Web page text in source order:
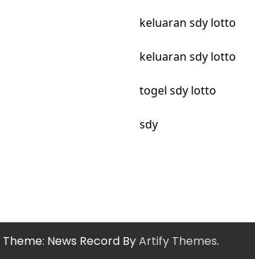
keluaran sdy lotto
keluaran sdy lotto
togel sdy lotto
sdy
Theme: News Record ByArtify Themes.